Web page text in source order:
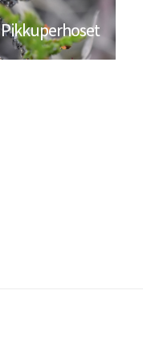
Pikkuperhoset